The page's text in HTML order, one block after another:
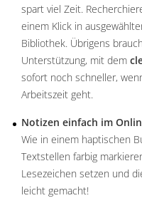
spart viel Zeit.
einem Klick in
Bibliothek. Übrigens
Unterstützung, mit dem
sofort noch schneller,
Arbeitszeit geht.
Notizen einfach im
Wie in einem haptischen
Textstellen farbig
Lesezeichen setzen und
leicht gemacht!